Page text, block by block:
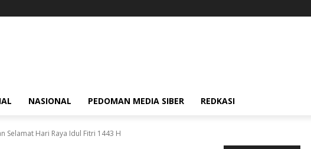
NASIONAL PEDOMAN MEDIA SIBER REDKASI
Selamat Hari Raya Idul Fitri 1443 H